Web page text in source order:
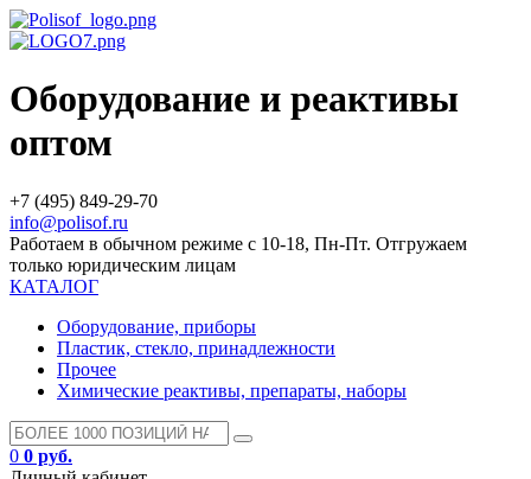
Оборудование и реактивы
оптом
+7 (495) 849-29-70
info@polisof.ru
Работаем в обычном режиме с 10-18, Пн-Пт. Отгружаем
только юридическим лицам
КАТАЛОГ
Оборудование, приборы
Пластик, стекло, принадлежности
Прочее
Химические реактивы, препараты, наборы
0 0 руб.